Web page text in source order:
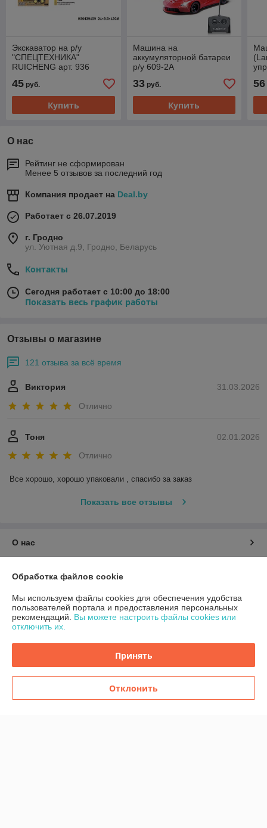
Экскаватор на р/у
"СПЕЦТЕХНИКА"
RUICHENG арт. 936
45 руб.
Купить
Машина на
аккумуляторной батареи
р/у 609-2А
33руб.
Купить
56
О нас
Рейтинг не сформирован
Менее 5 отзывов за последний год
Компания продает на Deal.by
Работает с 26.07.2019
г. Гродно
ул. Уютная д.9, Гродно, Беларусь
Контакты
Сегодня работает с 10:00 до 18:00
Показать весь график работы
Отзывы о магазине
121 отзыва за всё время
31.03.2026
Виктория
Отлично
02.01.2026
Тоня
Отлично
Все хорошо, хорошо упаковали , спасибо за заказ
Показать все отзывы
О нас
Доставка и оплата
График работы
Обработка файлов cookie
Мы используем файлы cookies для обеспечения удобства
пользователей портала и предоставления персональных
рекомендаций. Вы можете настроить файлы cookies или
отключить их.
Принять
Отклонить